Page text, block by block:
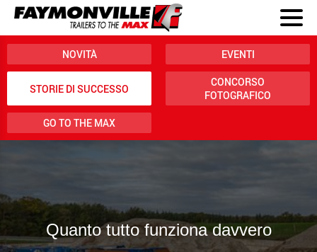
NOVITÀ EVENTI
STORIE DI SUCCESSO
CONCORSO
FOTOGRAFICO
GO TO THE MAX
Quanto tutto funziona davvero